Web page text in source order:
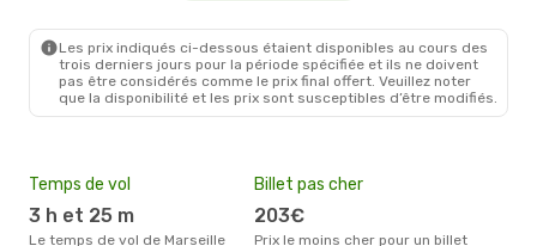
1 Escale
SJJ- MRS
Les prix indiqués ci-dessous étaient disponibles au cours des
trois derniers jours pour la période spécifiée et ils ne doivent
pas être considérés comme le prix final offert. Veuillez noter
que la disponibilité et les prix sont susceptibles d’être modifiés.
Temps de vol
3 h et 25 m
Le temps de vol de Marseille
Billet pas cher
203€
Prix le moins cher pour un billet